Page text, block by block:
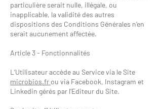
particulière serait nulle, illégale, ou
inapplicable, la validité des autres
dispositions des Conditions Générales n’en
serait aucunement affectée.
Article 3 - Fonctionnalités
L’Utilisateur accède au Service via le Site
microbios.fr ou via Facebook, Instagram et
Linkedin gérés par l’Editeur du Site.